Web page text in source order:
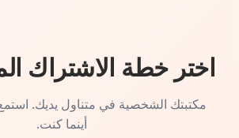
اختر خطة الاشتراك
مكتبتك الشخصية في متناول يديك. استمع
أينما كنت.